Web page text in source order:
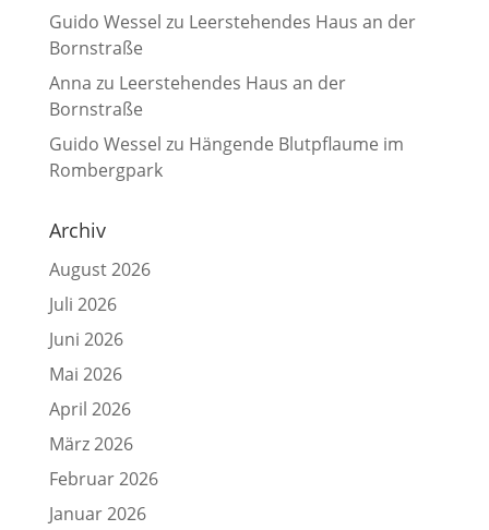
Guido Wessel zu Leerstehendes Haus an der
Bornstraße
Anna zu Leerstehendes Haus an der
Bornstraße
Guido Wessel zu Hängende Blutpflaume im
Rombergpark
Archiv
August 2026
Juli 2026
Juni 2026
Mai 2026
April 2026
März 2026
Februar 2026
Januar 2026